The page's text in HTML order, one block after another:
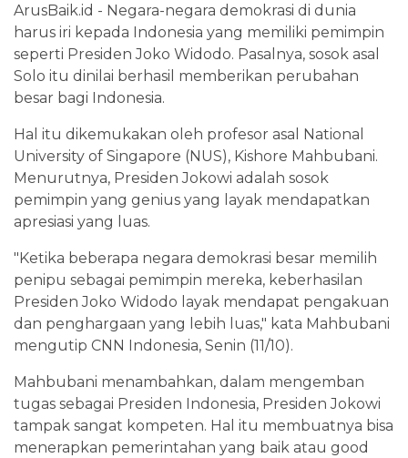
ArusBaik.id - Negara-negara demokrasi di dunia
harus iri kepada Indonesia yang memiliki pemimpin
seperti Presiden Joko Widodo. Pasalnya, sosok asal
Solo itu dinilai berhasil memberikan perubahan
besar bagi Indonesia.
Hal itu dikemukakan oleh profesor asal National
University of Singapore (NUS), Kishore Mahbubani.
Menurutnya, Presiden Jokowi adalah sosok
pemimpin yang genius yang layak mendapatkan
apresiasi yang luas.
"Ketika beberapa negara demokrasi besar memilih
penipu sebagai pemimpin mereka, keberhasilan
Presiden Joko Widodo layak mendapat pengakuan
dan penghargaan yang lebih luas," kata Mahbubani
mengutip CNN Indonesia, Senin (11/10).
Mahbubani menambahkan, dalam mengemban
tugas sebagai Presiden Indonesia, Presiden Jokowi
tampak sangat kompeten. Hal itu membuatnya bisa
menerapkan pemerintahan yang baik atau good